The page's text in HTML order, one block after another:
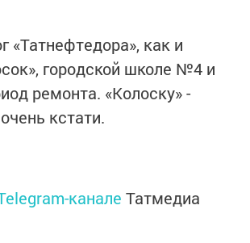
«Татнефтедора», как и
городской школе №4 и
ремонта. «Колоску» -
кстати.
канале Татмедиа